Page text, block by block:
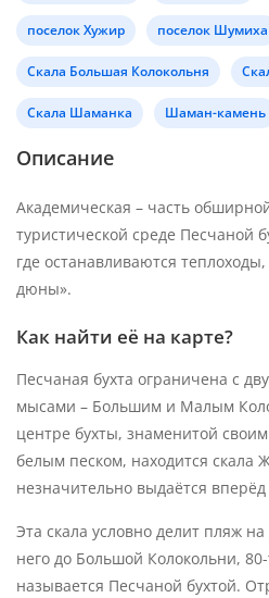
поселок Хужир поселок Шумиха
Скала Большая Колокольня
Скала Шаманка Шаман-камень
Описание
Академическая – часть
туристической среде Песчаной
где останавливаются
дюны».
Как найти её на карте?
Песчаная бухта ограничена с
мысами – Большим и Малым
центре бухты, знаменитой
белым песком, находится скала
незначительно выдаётся
Эта скала условно делит пляж
него до Большой Колокольни,
называется Песчаной бухтой.